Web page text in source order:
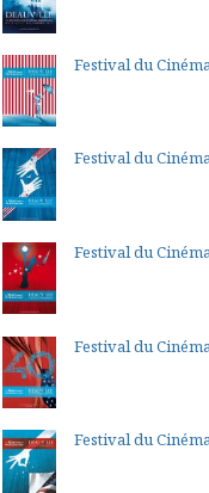
Festival du
Festival du
Festival du
Festival du
Festival du